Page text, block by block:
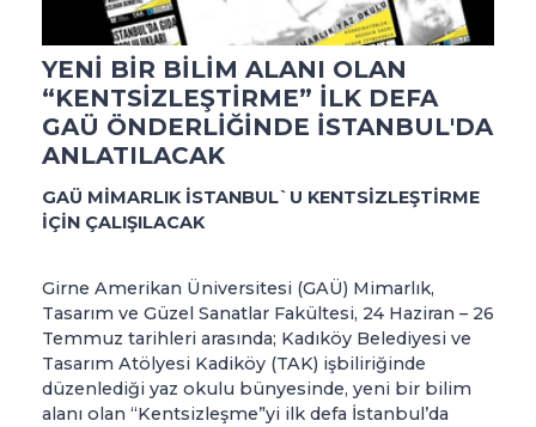
YENİ BİR BİLİM ALANI OLAN
“KENTSİZLEŞTİRME” İLK DEFA
GAÜ ÖNDERLİĞİNDE İSTANBUL'DA
ANLATILACAK
GAÜ MİMARLIK İSTANBUL`U KENTSİZLEŞTİRME
İÇİN ÇALIŞILACAK
Girne Amerikan Üniversitesi (GAÜ) Mimarlık,
Tasarım ve Güzel Sanatlar Fakültesi, 24 Haziran – 26
Temmuz tarihleri arasında; Kadıköy Belediyesi ve
Tasarım Atölyesi Kadiköy (TAK) işbiliriğinde
düzenlediği yaz okulu bünyesinde, yeni bir bilim
alanı olan “Kentsizleşme”yi ilk defa İstanbul’da